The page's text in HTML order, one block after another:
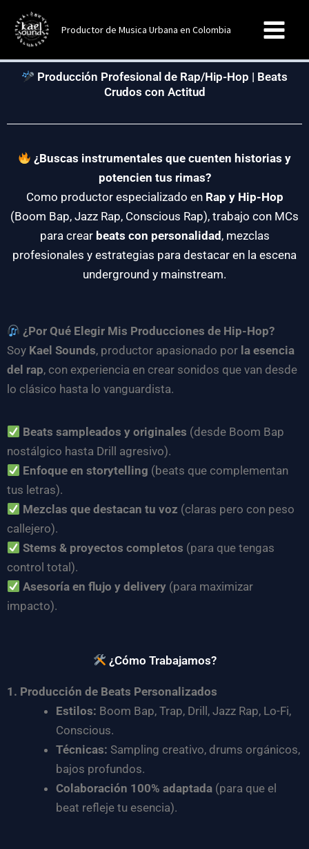
contenido
Productor de Musica Urbana en Colombia
Producción Profesional de Rap/Hip-Hop | Beats
Crudos con Actitud
¿Buscas instrumentales que cuenten historias y
potencien tus rimas?
Como productor especializado en Rap y Hip-Hop
(Boom Bap, Jazz Rap, Conscious Rap), trabajo con MCs
para crear beats con personalidad , mezclas
profesionales y estrategias para destacar en la escena
underground y mainstream.
¿Por Qué Elegir Mis Producciones de Hip-Hop?
Soy Kael Sounds, productor apasionado por la esencia
del rap, con experiencia en crear sonidos que van desde
lo clásico hasta lo vanguardista.
Beats sampleados y originales (desde Boom Bap
nostálgico hasta Drill agresivo).
Enfoque en storytelling (beats que complementan
tus letras).
Mezclas que destacan tu voz (claras pero con peso
callejero).
Stems & proyectos completos (para que tengas
control total).
Asesoría en flujo y delivery (para maximizar
impacto).
¿Cómo Trabajamos?
1. Producción de Beats Personalizados
Estilos: Boom Bap, Trap, Drill, Jazz Rap, Lo-Fi,
Conscious.
Técnicas: Sampling creativo, drums orgánicos,
bajos profundos.
Colaboración 100% adaptada (para que el
beat refleje tu esencia).